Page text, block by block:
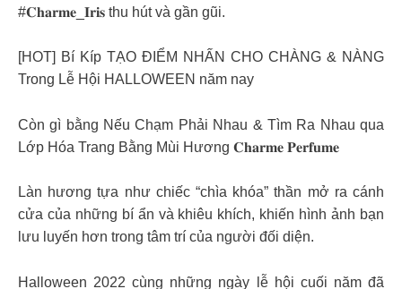
#𝐂𝐡𝐚𝐫𝐦𝐞_𝐈𝐫𝐢𝐬 thu hút và gần gũi.
[HOT] Bí Kíp TẠO ĐIỂM NHẤN CHO CHÀNG & NÀNG
Trong Lễ Hội HALLOWEEN năm nay
Còn gì bằng Nếu Chạm Phải Nhau & Tìm Ra Nhau qua
Lớp Hóa Trang Bằng Mùi Hương 𝐂𝐡𝐚𝐫𝐦𝐞 𝐏𝐞𝐫𝐟𝐮𝐦𝐞
Làn hương tựa như chiếc “chìa khóa” thần mở ra cánh
cửa của những bí ẩn và khiêu khích, khiến hình ảnh bạn
lưu luyến hơn trong tâm trí của người đối diện.
Halloween 2022 cùng những ngày lễ hội cuối năm đã